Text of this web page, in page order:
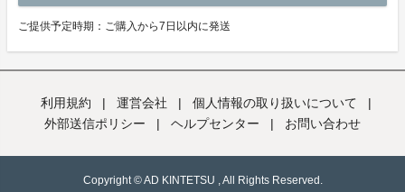
ご提供予定時期：ご購入から7日以内に発送
利用規約 | 運営会社 | 個人情報の取り扱いについて
|
外部送信ポリシー
| ヘルプセンター | お問い合わせ
Copyright © AD KINTETSU , All Rights Reserved.